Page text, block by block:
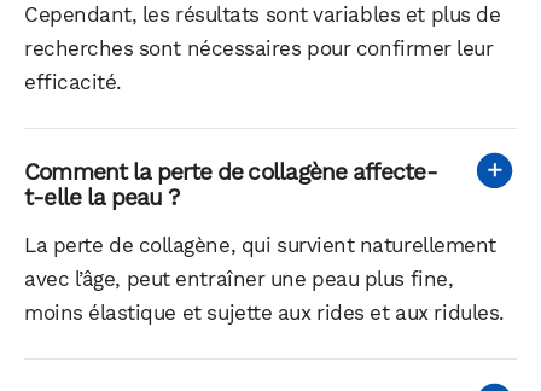
Cependant, les résultats sont variables et plus de
recherches sont nécessaires pour confirmer leur
efficacité.
Comment la perte de collagène affecte-
t-elle la peau ?
La perte de collagène, qui survient naturellement
avec l’âge, peut entraîner une peau plus fine,
moins élastique et sujette aux rides et aux ridules.